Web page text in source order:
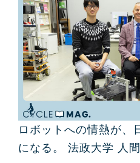
ロボットへの情熱が、
になる。 法政大学 人